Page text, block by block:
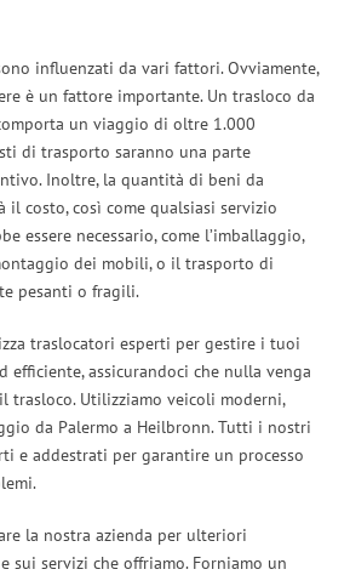
influenzati da vari fattori. Ovviamente,
è un fattore importante. Un trasloco da
un viaggio di oltre 1.000
di trasporto saranno una parte
Inoltre, la quantità di beni da
il costo, così come qualsiasi servizio
essere necessario, come l’imballaggio,
dei mobili, o il trasporto di
pesanti o fragili.
traslocatori esperti per gestire i tuoi
efficiente, assicurandoci che nulla venga
trasloco. Utilizziamo veicoli moderni,
da Palermo a Heilbronn. Tutti i nostri
e addestrati per garantire un processo
la nostra azienda per ulteriori
sui servizi che offriamo. Forniamo un